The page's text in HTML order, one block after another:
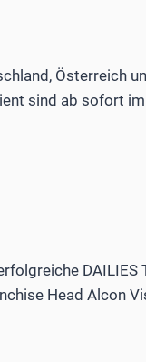
Österreich
sind ab sofort
DAILIES
Head Alcon